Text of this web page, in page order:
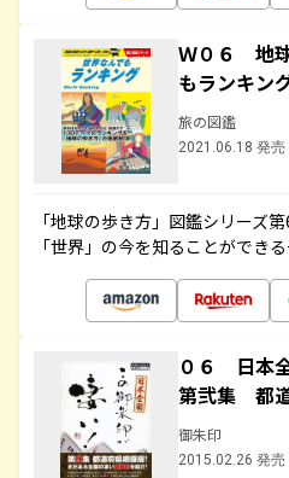
Ｗ０６ 地
もランキン
旅の図鑑
2021.06.18 発売
「地球の歩き方」図鑑シリーズ
「世界」の今を知ることができる
０６ 日本
第弐集 都
御朱印
2015.02.26 発売